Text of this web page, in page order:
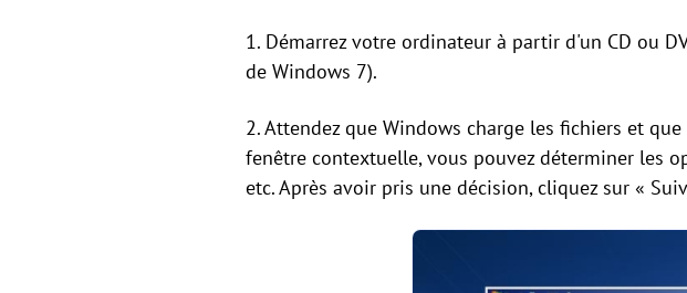
1. Démarrez votre ordinateur à partir d'un CD ou
de Windows 7).
2. Attendez que Windows charge les fichiers et
fenêtre contextuelle, vous pouvez déterminer les
etc. Après avoir pris une décision, cliquez sur «